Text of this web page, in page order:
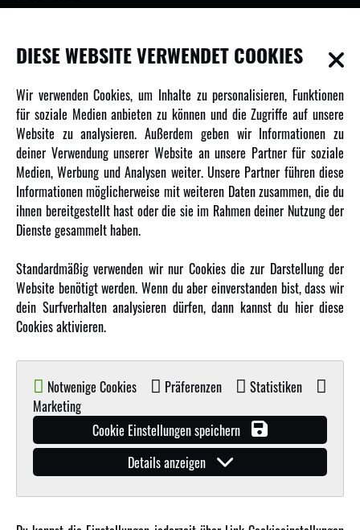
INFORMATIONEN
Newsletter
Über uns
Karriere
Amewi Kataloge
AMXRacing - Qualitäts RC-Zubehör
Amewi Construction - Nutzfahrzeuge
Amewi B2B-Shop
DIESE WEBSITE VERWENDET COOKIES
Wir verwenden Cookies, um Inhalte zu personalisieren, Funktionen
für soziale Medien anbieten zu können und die Zugriffe auf unsere
Website zu analysieren. Außerdem geben wir Informationen zu
deiner Verwendung unserer Website an unsere Partner für soziale
Medien, Werbung und Analysen weiter. Unsere Partner führen diese
Informationen möglicherweise mit weiteren Daten zusammen, die du
ihnen bereitgestellt hast oder die sie im Rahmen deiner Nutzung der
Dienste gesammelt haben.
Standardmäßig verwenden wir nur Cookies die zur Darstellung der
Website benötigt werden. Wenn du aber einverstanden bist, dass wir
dein Surfverhalten analysieren dürfen, dann kannst du hier diese
Cookies aktivieren.
Notwenige Cookies Präferenzen
Statistiken
Marketing
Cookie Einstellungen speichern
Details anzeigen